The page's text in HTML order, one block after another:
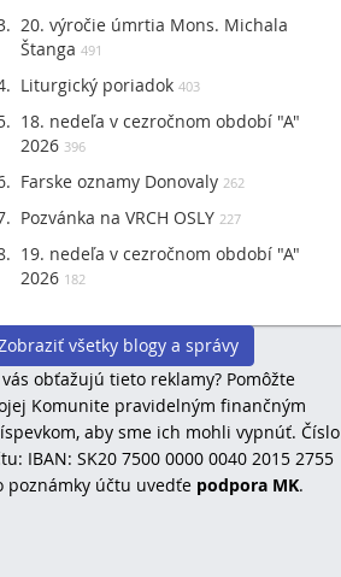
20. výročie úmrtia Mons. Michala
Štanga 491
Liturgický poriadok 403
18. nedeľa v cezročnom období "A"
2026 396
Farske oznamy Donovaly 262
Pozvánka na VRCH OSLY 227
19. nedeľa v cezročnom období "A"
2026 182
všetky blogy a správy
obťažujú tieto reklamy? Pomôžte
Komunite pravidelným finančným
aby sme ich mohli vypnúť. Číslo
IBAN: SK20 7500 0000 0040 2015 2755
poznámky účtu uvedťe podpora MK.